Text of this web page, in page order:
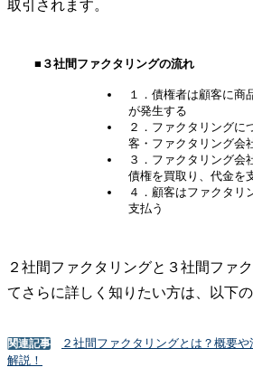
取引されます。
■３社間ファクタリングの流れ
１．債権者は顧客に商
が発生する
２．ファクタリングに
客・ファクタリング会
３．ファクタリング会
債権を買取り、代金を
４．顧客はファクタリ
支払う
２社間ファクタリングと３社間ファ
てさらに詳しく知りたい方は、以下
関連記事
２社間ファクタリングとは？概要
解説！